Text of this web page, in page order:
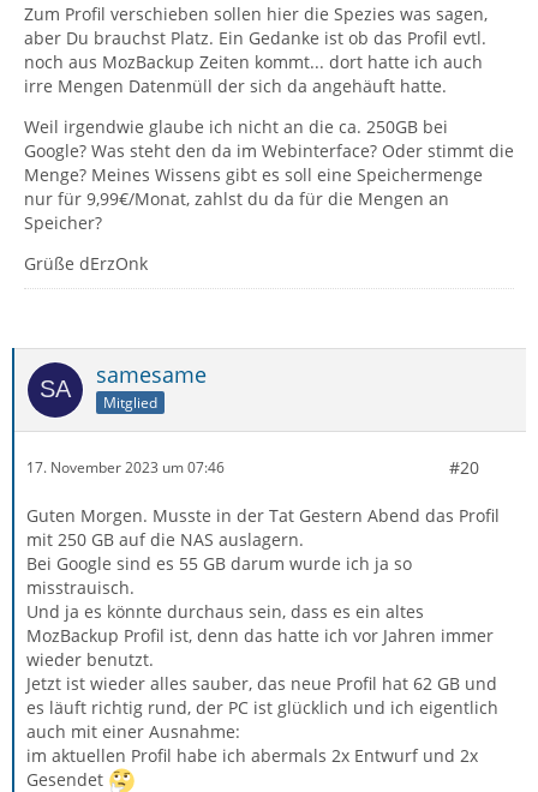
Zum Profil verschieben sollen hier die Spezies was sagen,
aber Du brauchst Platz. Ein Gedanke ist ob das Profil evtl.
noch aus MozBackup Zeiten kommt... dort hatte ich auch
irre Mengen Datenmüll der sich da angehäuft hatte.
Weil irgendwie glaube ich nicht an die ca. 250GB bei
Google? Was steht den da im Webinterface? Oder stimmt die
Menge? Meines Wissens gibt es soll eine Speichermenge
nur für 9,99€/Monat, zahlst du da für die Mengen an
Speicher?
Grüße dErzOnk
samesame
Mitglied
17. November 2023 um 07:46 #20
Guten Morgen. Musste in der Tat Gestern Abend das Profil
mit 250 GB auf die NAS auslagern.
Bei Google sind es 55 GB darum wurde ich ja so
misstrauisch.
Und ja es könnte durchaus sein, dass es ein altes
MozBackup Profil ist, denn das hatte ich vor Jahren immer
wieder benutzt.
Jetzt ist wieder alles sauber, das neue Profil hat 62 GB und
es läuft richtig rund, der PC ist glücklich und ich eigentlich
auch mit einer Ausnahme:
im aktuellen Profil habe ich abermals 2x Entwurf und 2x
Gesendet